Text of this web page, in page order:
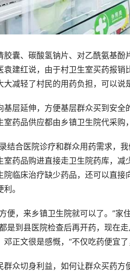
囊、碳酸氢钠片、对乙酰氨基酚
袁建红说，由于村卫生室买药报
减轻了村民的用药负担，可以说
延伸，方便基层群众买到安全
药品供应都由乡镇卫生院代采购
合医院诊疗和群众用药需求，我
室药品购进直接走卫生院药库，
院临床治疗缺少药品，还可以直
。
，来乡镇卫生院就可以了。”家
是到县医院检查后再开药，现在
邓正文很是感慨，“不仅吃药便宜
切身利益，如何让群众买药方